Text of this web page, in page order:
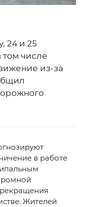
24 и 25
том числе
из-за
в работе
Жителей